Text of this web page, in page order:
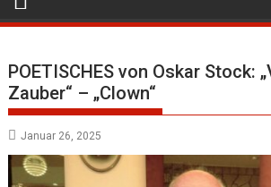
POETISCHES von Oskar Stock:
Zauber“ – „Clown“
Januar 26, 2025